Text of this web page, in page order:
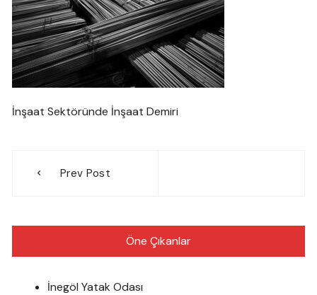
İnşaat Sektöründe İnşaat Demiri
gezinmesi
Prev Post
Öne Çıkanlar
İnegöl Yatak Odası